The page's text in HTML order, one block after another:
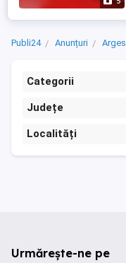
Publi24 Anunțuri Arges
Categorii
Județe
Localități
Urmărește-ne pe